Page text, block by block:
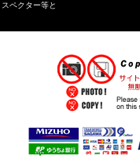
ペクター等と